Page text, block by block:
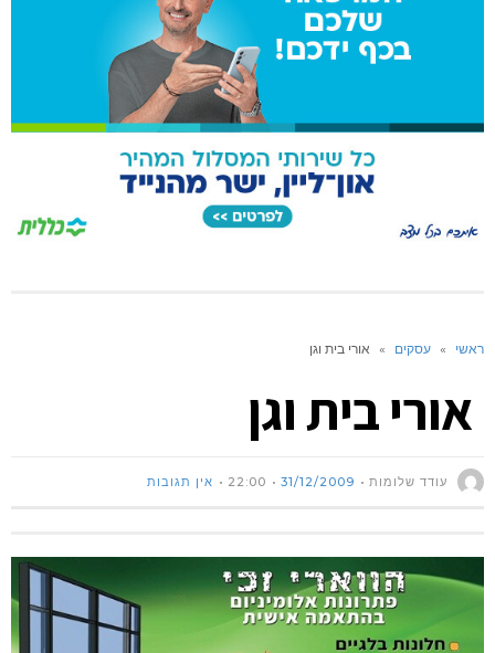
ראשי » עסקים » אורי בית וגן
אורי בית וגן
עודד שלומות 31/12/2009
22:00 אין תגובות